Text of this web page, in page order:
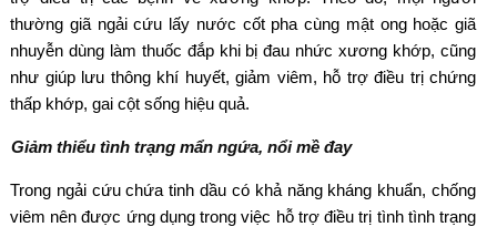
thường giã ngải cứu lấy nước cốt pha cùng mật ong hoặc giã
nhuyễn dùng làm thuốc đắp khi bị đau nhức xương khớp, cũng
như giúp lưu thông khí huyết, giảm viêm, hỗ trợ điều trị chứng
thấp khớp, gai cột sống hiệu quả.
Giảm thiểu tình trạng mẩn ngứa, nổi mề đay
Trong ngải cứu chứa tinh dầu có khả năng kháng khuẩn, chống
viêm nên được ứng dụng trong việc hỗ trợ điều trị tình tình trạng